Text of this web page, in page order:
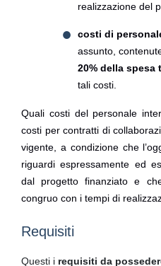
realizzazione del
costi di
assunto,
20% della spesa
tali costi.
Quali costi del personale
costi per contratti di
vigente, a condizione che
riguardi espressamente ed
dal progetto finanziato e
congruo con i tempi di
Requisiti
Questi i requisiti da